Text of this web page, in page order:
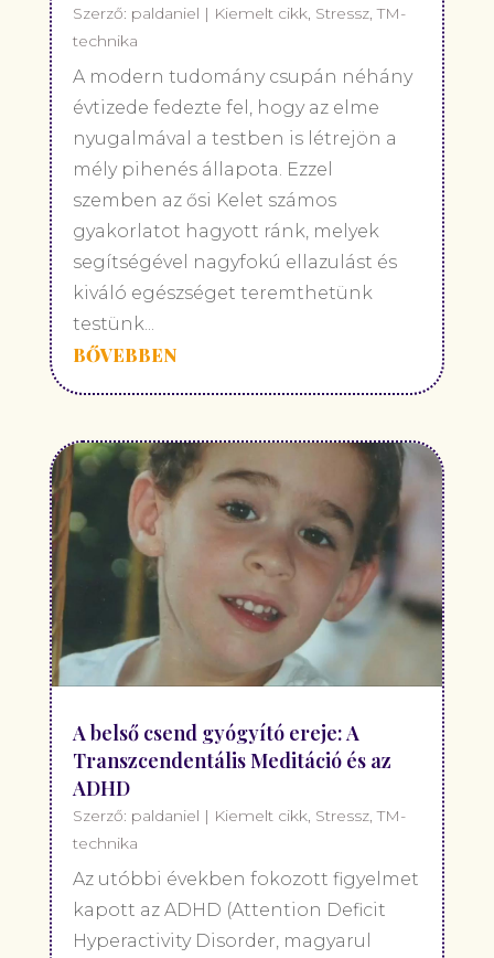
Szerző: paldaniel | Kiemelt cikk Stressz,TM-
technika
A modern tudomány csupán néhány
évtizede fedezte fel, hogy az elme
nyugalmával a testben is létrejön a
mély pihenés állapota. Ezzel
szemben az ősi Kelet számos
gyakorlatot hagyott ránk, melyek
segítségével nagyfokú ellazulást és
kiváló egészséget teremthetünk
testünk...
BŐVEBBEN
A belső csend gyógyító ereje: A
Transzcendentális Meditáció és az
ADHD
Szerző: paldaniel | Kiemelt cikk, Stressz,TM-
technika
Az utóbbi években fokozott figyelmet
kapott az ADHD (Attention Deficit
Hyperactivity Disorder, magyarul